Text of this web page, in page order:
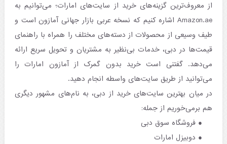
از معروف‌ترین گزینه‌های خرید از سایت‌های امارات؛ می‌توانیم به
Amazon.ae اشاره کنیم که نسخه عربی بازار جهانی آمازون است و
طیف وسیعی از محصولات از دسته‌های مختلف را همراه با راهنمای
قیمت‌ها در دبی، خدمات بی‌نظیر به مشتریان و تحویل سریع ارائه
می‌دهد. گفتنی است خرید بدون گمرک از آمازون امارات را
می‌توانید از طریق سایت‌های واسطه انجام دهید.
در میان بهترین سایت‌های خرید از دبی، به نام‌های مشهور دیگری
هم برمی‌خوریم از جمله:
فروشگاه سوق دبی
دوبیزل امارات